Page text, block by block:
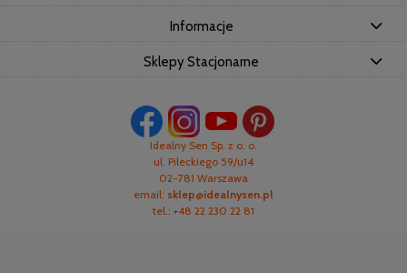
Informacje
Sklepy Stacjonarne
Idealny Sen Sp. z o. o.
ul. Pileckiego 59/u14
02-781 Warszawa
email: sklep@idealnysen.pl
tel.: +48 22 230 22 81